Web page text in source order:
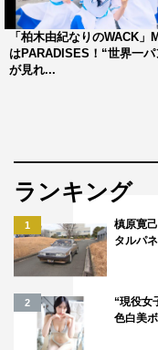
＜オリジナルグッズ
2020年7月21日（火）
「柏木由紀なりのWACK」
はPARADISES！“世界一パ
が見れ...
ランキング
1
槙原寛
タルパ
2
“現役女
色白美